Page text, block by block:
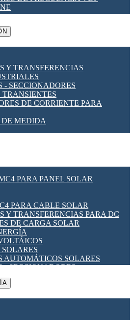
Y TRANSFERENCIAS
- SECCIONADORES
TRANSIENTES
DE CORRIENTE PARA
MEDIDA
PARA PANEL SOLAR
PARA CABLE SOLAR
Y TRANSFERENCIAS PARA DC
DE CARGA SOLAR
AUTOMÁTICOS SOLARES
- SECCIONADORES
SPDS PARA